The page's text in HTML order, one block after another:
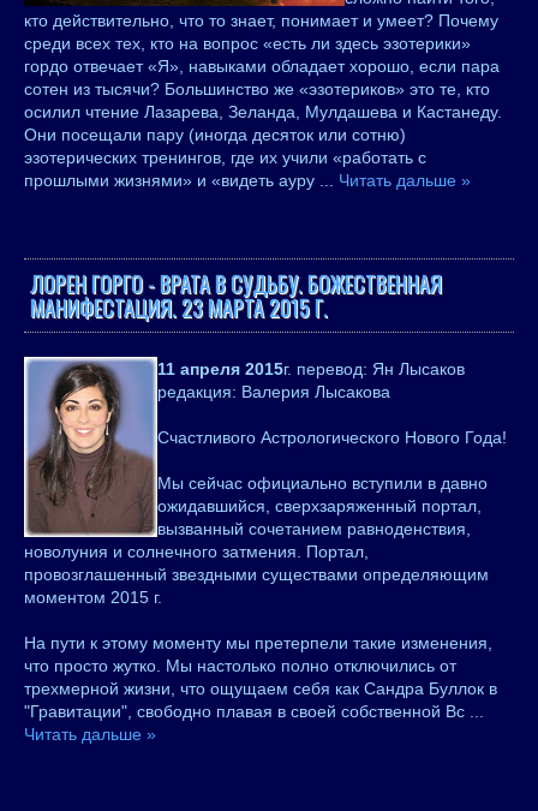
кто действительно, что то знает, понимает и умеет? Почему
среди всех тех, кто на вопрос «есть ли здесь эзотерики»
гордо отвечает «Я», навыками обладает хорошо, если пара
сотен из тысячи? Большинство же «эзотериков» это те, кто
осилил чтение Лазарева, Зеланда, Мулдашева и Кастанеду.
Они посещали пару (иногда десяток или сотню)
эзотерических тренингов, где их учили «работать с
прошлыми жизнями» и «видеть ауру
Читать дальше »
ЛОРЕН ГОРГО - ВРАТА В СУДЬБУ. БОЖЕСТВЕННАЯ
МАНИФЕСТАЦИЯ. 23 МАРТА 2015 Г.
11 апреля 2015г. перевод: Ян Лысаков
редакция: Валерия Лысакова
Счастливого Астрологического Нового Года!
Мы сейчас официально вступили в давно
ожидавшийся, сверхзаряженный портал,
вызванный сочетанием равноденствия,
новолуния и солнечного затмения. Портал,
провозглашенный звездными существами определяющим
моментом 2015 г.
На пути к этому моменту мы претерпели такие изменения,
что просто жутко. Мы настолько полно отключились от
трехмерной жизни, что ощущаем себя как Сандра Буллок в
"Гравитации", свободно плавая в своей собственной Вс
Читать дальше »